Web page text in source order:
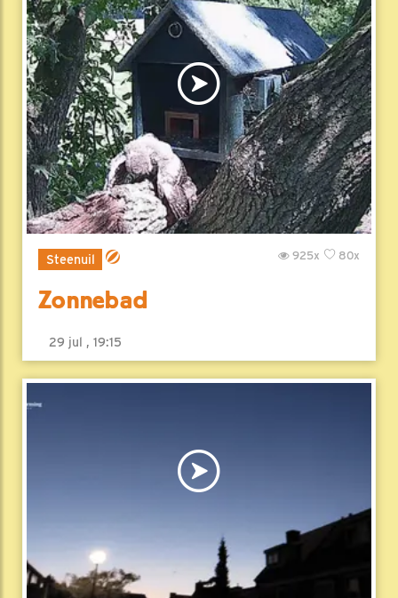
Steenuil 80x
925x
Zonnebad
29 jul , 19:15